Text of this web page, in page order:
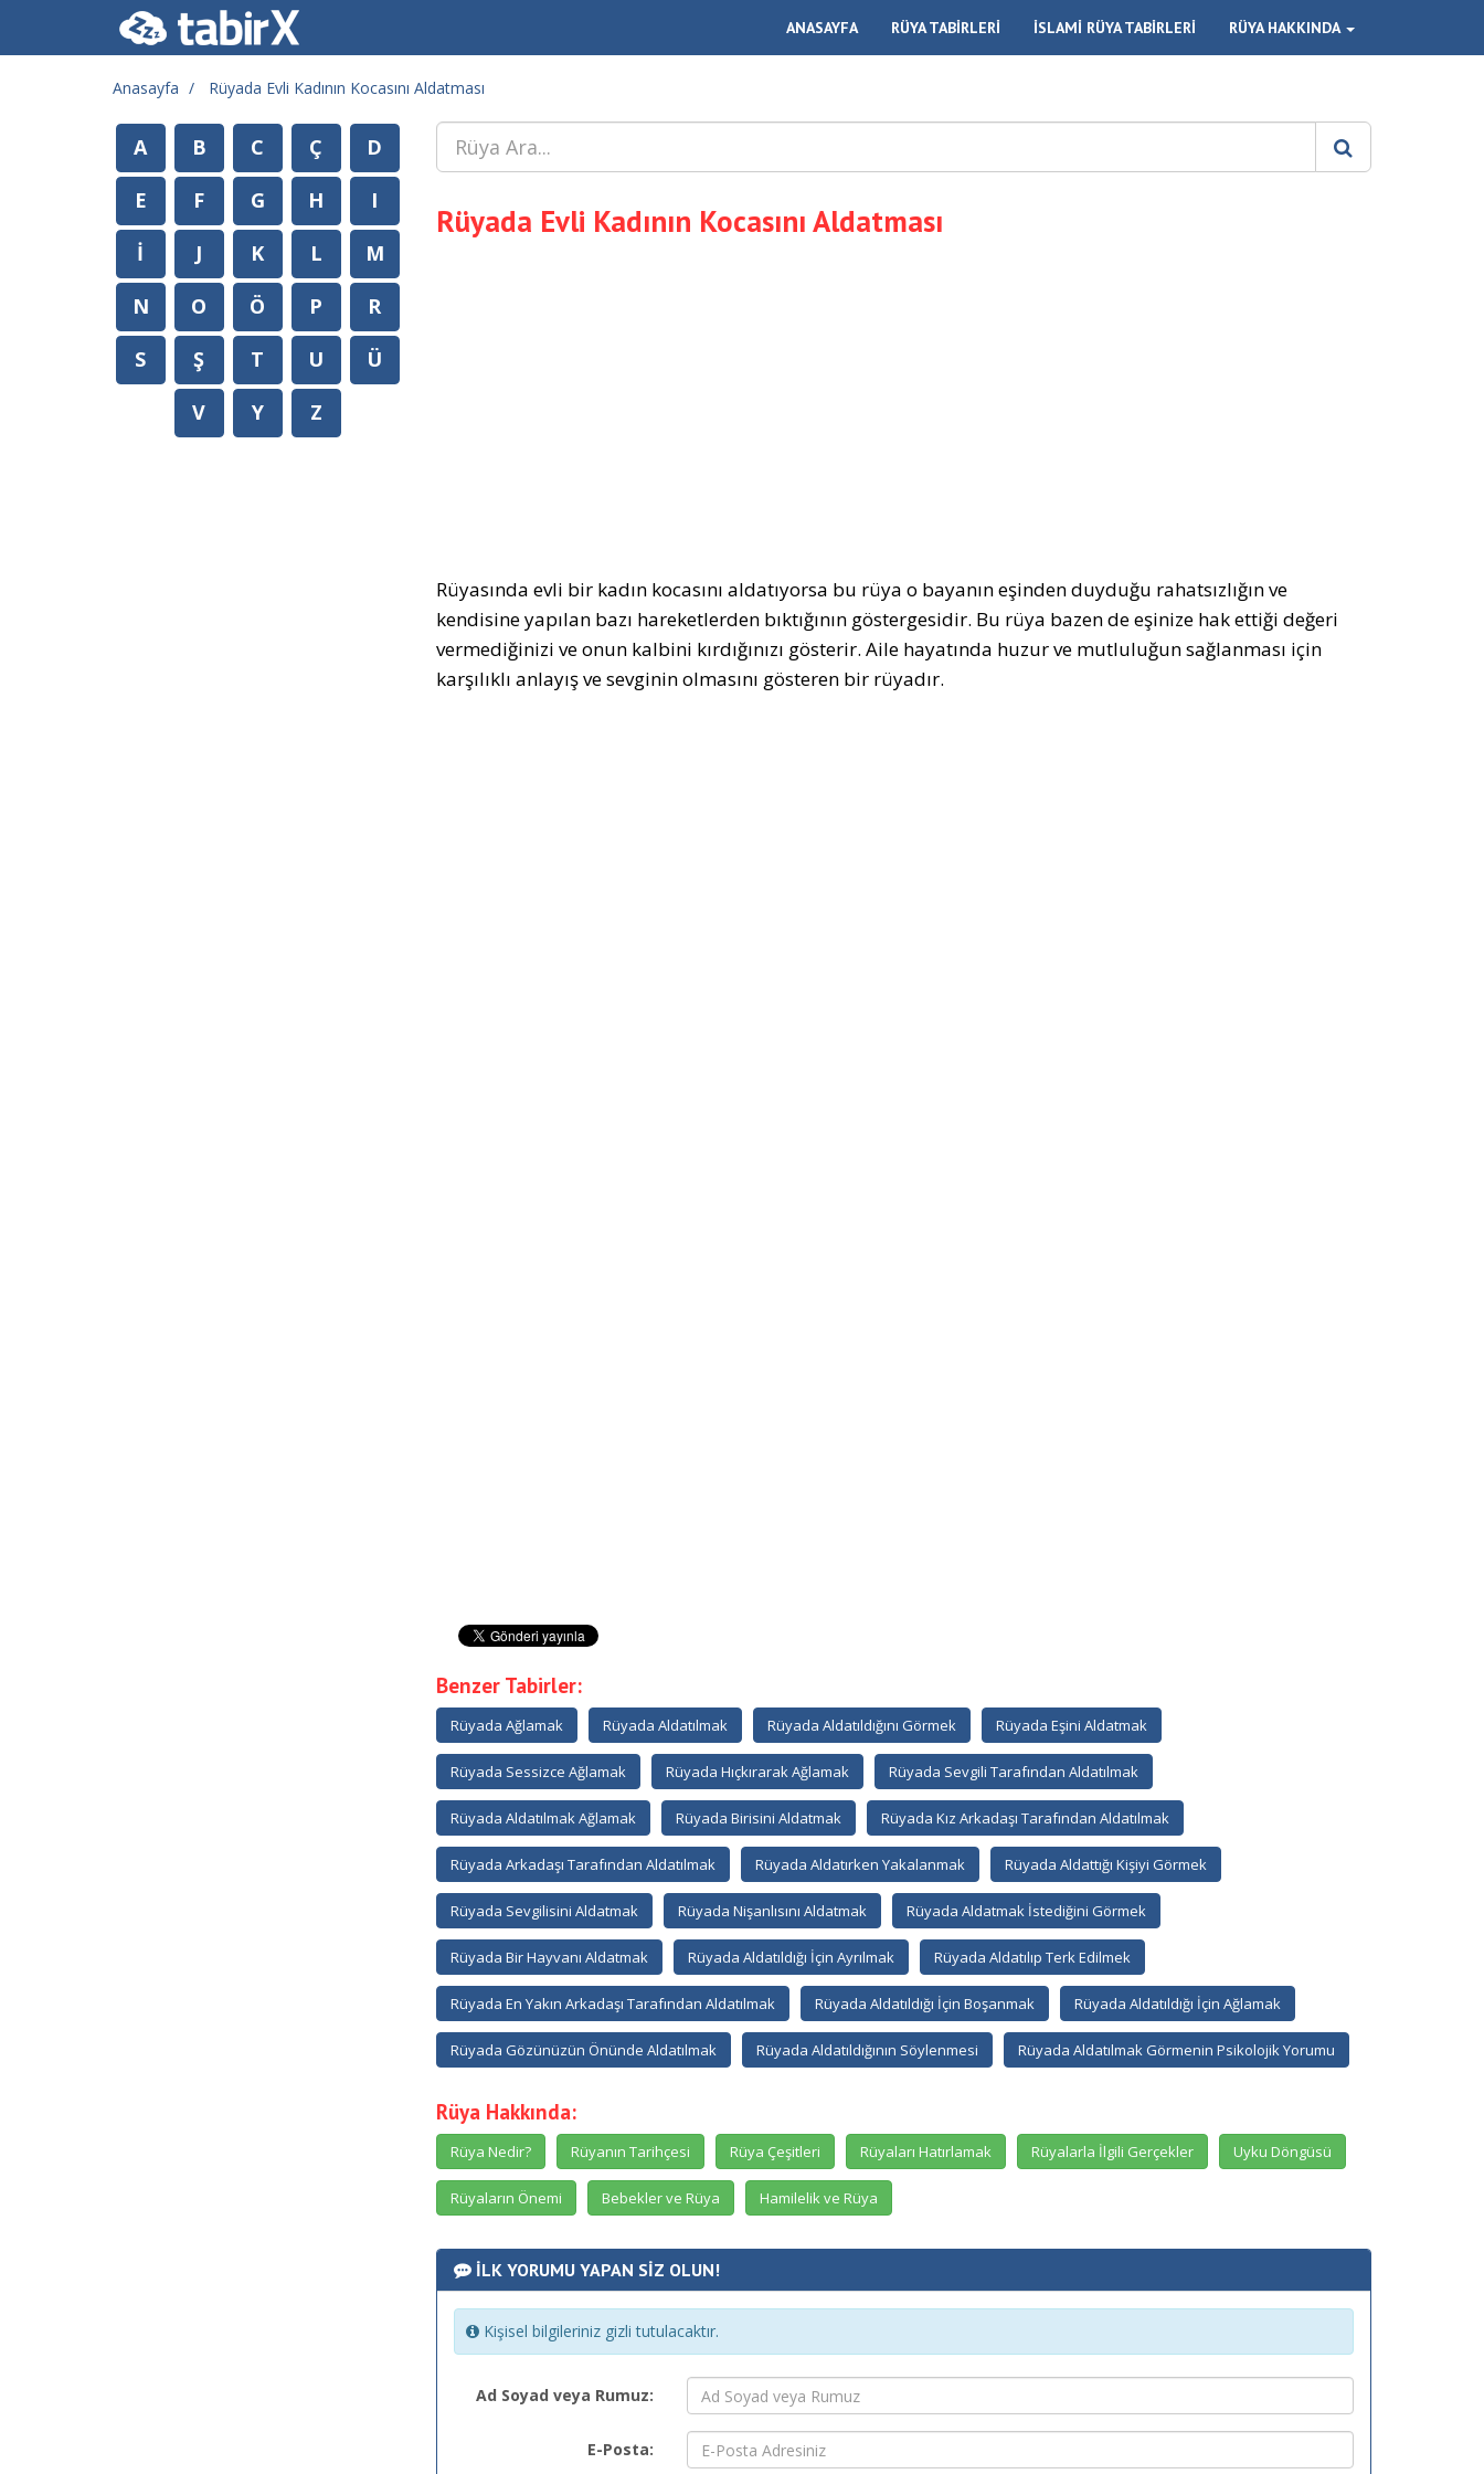
ANASAYFA RÜYA TABİRLERİ İSLAMİ RÜYA TABİRLERİ RÜYA HAKKINDA
Anasayfa Rüyada Evli Kadının Kocasını Aldatması
Rüyada Evli Kadının Kocasını Aldatması
Rüyasında evli bir kadın kocasını aldatıyorsa bu rüya o bayanın eşinden duyduğu rahatsızlığın ve
kendisine yapılan bazı hareketlerden bıktığının göstergesidir. Bu rüya bazen de eşinize hak ettiği değeri
vermediğinizi ve onun kalbini kırdığınızı gösterir. Aile hayatında huzur ve mutluluğun sağlanması için
karşılıklı anlayış ve sevginin olmasını gösteren bir rüyadır.
Benzer Tabirler:
Rüyada Ağlamak Rüyada Aldatılmak Rüyada Aldatıldığını Görmek Rüyada Eşini Aldatmak
Rüyada Sessizce Ağlamak Rüyada Hıçkırarak Ağlamak Rüyada Sevgili Tarafından Aldatılmak
Rüyada Aldatılmak Ağlamak Rüyada Birisini Aldatmak Rüyada Kız Arkadaşı Tarafından Aldatılmak
Rüyada Arkadaşı Tarafından Aldatılmak Rüyada Aldatırken Yakalanmak Rüyada Aldattığı Kişiyi Görmek
Rüyada Sevgilisini Aldatmak Rüyada Nişanlısını Aldatmak Rüyada Aldatmak İstediğini Görmek
Rüyada Bir Hayvanı Aldatmak Rüyada Aldatıldığı İçin Ayrılmak Rüyada Aldatılıp Terk Edilmek
Rüyada En Yakın Arkadaşı Tarafından Aldatılmak Rüyada Aldatıldığı İçin Boşanmak Rüyada Aldatıldığı İçin Ağlamak
Rüyada Gözünüzün Önünde Aldatılmak Rüyada Aldatıldığının Söylenmesi Rüyada Aldatılmak Görmenin Psikolojik Yorumu
Rüya Hakkında:
Rüya Nedir? Rüyanın Tarihçesi Rüya Çeşitleri Rüyaları Hatırlamak Rüyalarla İlgili Gerçekler Uyku Döngüsü
Rüyaların Önemi Bebekler ve Rüya Hamilelik ve Rüya
İLK YORUMU YAPAN SİZ OLUN!
Kişisel bilgileriniz gizli tutulacaktır.
Ad Soyad veya Rumuz:
E-Posta:
A B C Ç
D
E
F G H
I
İ
J K L
M
N
O Ö P
R
S
Ş T U
Ü
V
Y Z